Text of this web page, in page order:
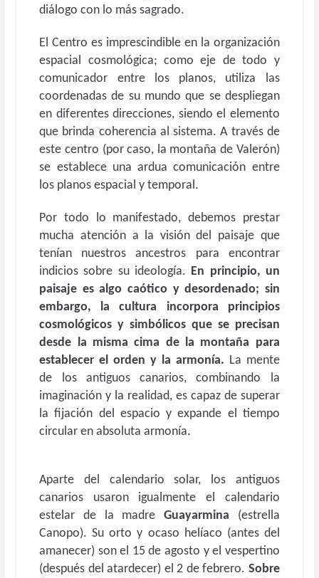
diálogo con lo más sagrado.
El Centro es imprescindible en la organización
espacial cosmológica; como eje de todo y
comunicador entre los planos, utiliza las
coordenadas de su mundo que se despliegan
en diferentes direcciones, siendo el elemento
que brinda coherencia al sistema. A través de
este centro (por caso, la montaña de Valerón)
se establece una ardua comunicación entre
los planos espacial y temporal.
Por todo lo manifestado, debemos prestar
mucha atención a la visión del paisaje que
tenían nuestros ancestros para encontrar
indicios sobre su ideología. En principio, un
paisaje es algo caótico y desordenado; sin
embargo, la cultura incorpora principios
cosmológicos y simbólicos que se precisan
desde la misma cima de la montaña para
establecer el orden y la armonía. La mente
de los antiguos canarios, combinando la
imaginación y la realidad, es capaz de superar
la fijación del espacio y expande el tiempo
circular en absoluta armonía.
Aparte del calendario solar, los antiguos
canarios usaron igualmente el calendario
estelar de la madreGuayarmina (estrella
Canopo). Su orto y ocaso helíaco (antes del
amanecer) son el 15 de agosto y el vespertino
(después del atardecer) el 2 de febrero. Sobre